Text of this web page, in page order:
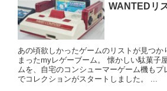
WANTEDリ
あの頃欲しかったゲームのリストが見つか
まったmyレゲーブーム。 懐かしい駄菓子
ムを、自宅のコンシューマーゲーム機もプ
でコレクションがスタートしました。 ...